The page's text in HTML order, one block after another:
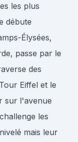
les plus
débute
Élysées,
passe par le
des
Eiffel et le
sur l'avenue
les
mais leur